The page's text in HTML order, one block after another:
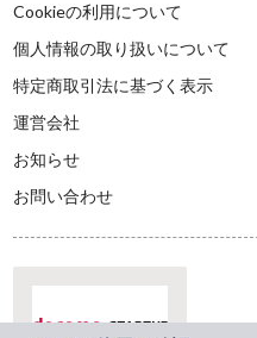
Cookieの利用について
個人情報の取り扱いについて
特定商取引法に基づく表示
運営会社
お知らせ
お問い合わせ